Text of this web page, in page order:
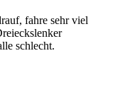
fahre sehr viel
schlecht.